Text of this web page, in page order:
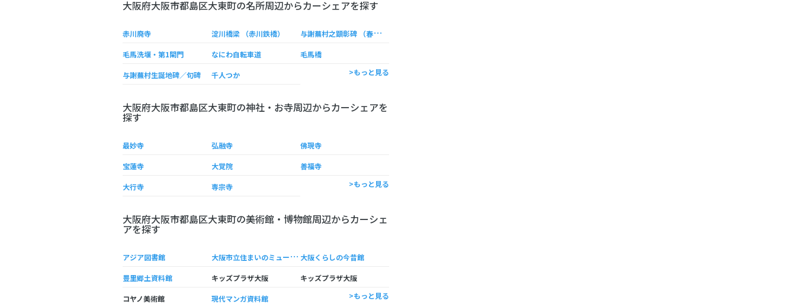
大阪府大阪市都島区大東町の名所周辺からカーシェアを探す
赤川廃寺 淀川橋梁 （赤川鉄橋） 与
謝蕪村之顕彰碑 （春風や 堤長うして 家遠し）
毛馬洗堰・第1閘門 なにわ自転車道 毛馬橋
与謝蕪村生誕地碑／句碑 千人つか >もっと見る
大阪府大阪市都島区大東町の神社・お寺周辺からカーシェアを
探す
最妙寺 弘融寺 佛現寺
宝蓮寺 大覚院 善福寺
大行寺 専宗寺 >もっと見る
大阪府大阪市都島区大東町の美術館・博物館周辺からカーシェ
アを探す
アジア図書館 大
阪市立住まいのミュージアム・大阪くらしの今昔館 大阪くらしの今昔館
豊里郷土資料館 キッズプラザ大阪 キッズプラザ大阪
コヤノ美術館 現代マンガ資料館 >もっと見る